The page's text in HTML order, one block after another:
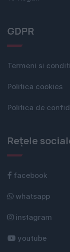
GDPR
Termeni si
Politica cookies
Politica de
Rețele
facebook
whatsapp
instagram
youtube